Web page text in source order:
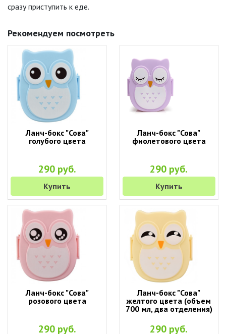
сразу приступить к еде.
Рекомендуем посмотреть
Ланч-бокс "Сова"
голубого цвета
290 руб.
Купить
Ланч-бокс "Сова"
фиолетового цвета
290 руб.
Купить
Ланч-бокс "Сова"
розового цвета
290 руб.
Ланч-бокс "Сова"
желтого цвета (объем
700 мл, два отделения)
290 руб.